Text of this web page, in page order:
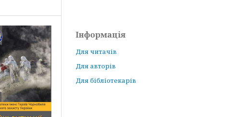
Інформація
Для читачів
Для авторів
Для бібліотекарів